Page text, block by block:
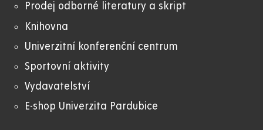
Prodej odborné literatury a skript
Knihovna
Univerzitní konferenční centrum
Sportovní aktivity
Vydavatelství
E-shop Univerzita Pardubice